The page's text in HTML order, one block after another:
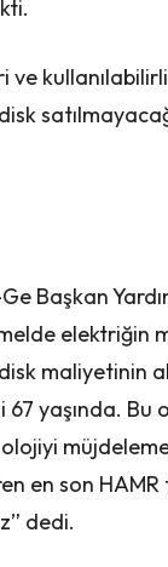
Başkan
elektriğin
maliyetinin
yaşında. Bu
en son
dedi.